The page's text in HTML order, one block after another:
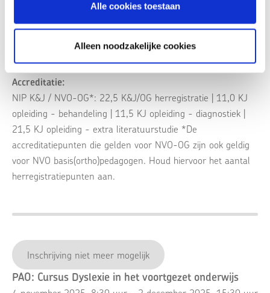
Alle cookies toestaan
Alleen noodzakelijke cookies
Locatie:
Accreditatie:
NIP K&J / NVO-OG*: 22,5 K&J/OG herregistratie | 11,0 KJ
opleiding - behandeling | 11,5 KJ opleiding - diagnostiek |
21,5 KJ opleiding - extra literatuurstudie *De
accreditatiepunten die gelden voor NVO-OG zijn ook geldig
voor NVO basis(ortho)pedagogen. Houd hiervoor het aantal
herregistratiepunten aan.
Inschrijving niet meer mogelijk
PAO: Cursus Dyslexie in het voortgezet onderwijs